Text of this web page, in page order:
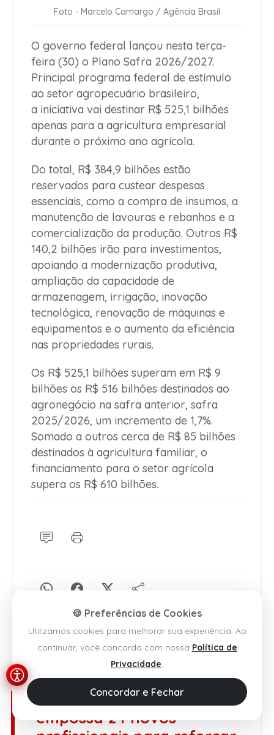
Foto - Marcelo Camargo / Agência Brasil
O governo federal lançou nesta terça-
feira (30) o Plano Safra 2026/2027.
Principal programa federal de estímulo
ao setor agropecuário brasileiro,
a iniciativa vai destinar R$ 525,1 bilhões
apenas para a agricultura empresarial
durante o próximo ano agrícola.
Do total, R$ 384,9 bilhões estão
reservados para custear despesas
essenciais, como a compra de insumos, a
manutenção de lavouras e rebanhos e a
comercialização da produção. Outros R$
140,2 bilhões irão para investimentos,
apoiando a modernização produtiva,
ampliação da capacidade de
armazenagem, irrigação, inovação
tecnológica, renovação de máquinas e
equipamentos e o aumento da eficiência
nas propriedades rurais.
Os R$ 525,1 bilhões superam em R$ 9
bilhões os R$ 516 bilhões destinados ao
agronegócio na safra anterior, safra
2025/2026, um incremento de 1,7%.
Somado a outros cerca de R$ 85 bilhões
destinados à agricultura familiar, o
financiamento para o setor agrícola
supera os R$ 610 bilhões.
Brumado
Prefeito Fabrício Abrantes
empossa 24 novos
🍪 Preferências de Cookies
Utilizamos cookies para melhorar sua experiência. Ao
continuar, você concorda com nossa Política de
Privacidade.
Concordar e Fechar